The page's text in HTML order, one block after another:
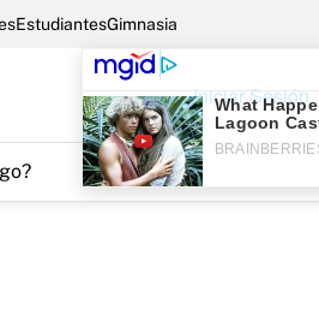
EstudiantesGimnasia
Iniciar Sesión